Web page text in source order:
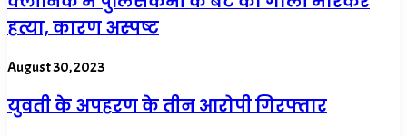
हत्या, कारण अस्पष्ट
August 30, 2023
युवती के अपहरण के तीन आरोपी गिरफ्तार